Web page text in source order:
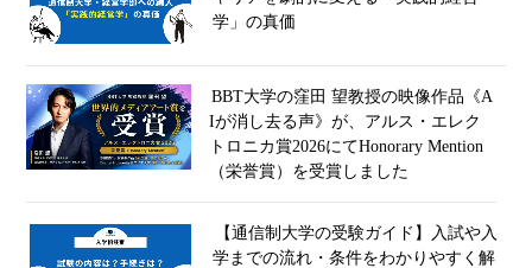
学」の真価
BBT大学の窪田 望教授の映像作品《A
Iが消し去る声》が、アルス・エレク
トロニカ賞2026にてHonorary Mention
（栄誉賞）を受賞しました
【通信制大学の受験ガイド】入試や入
学までの流れ・条件をわかりやすく解